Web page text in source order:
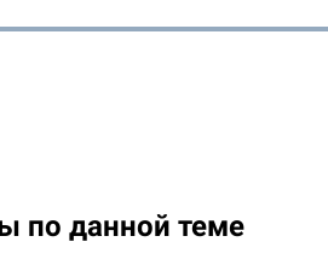
по данной теме